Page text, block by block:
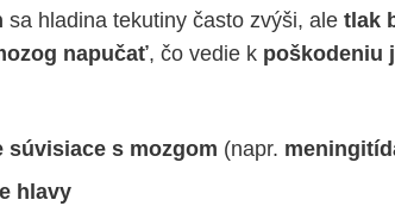
sa hladina tekutiny často zvýši, ale tlak
napučať, čo vedie k poškodeniu
súvisiace s mozgom (napr.
hlavy